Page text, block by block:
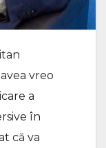
vreo
a
în
că va